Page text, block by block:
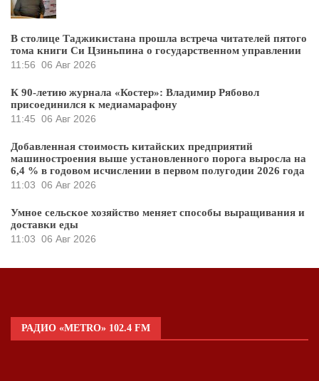
В столице Таджикистана прошла встреча читателей пятого
тома книги Си Цзиньпина о государственном управлении
11:56 06 Авг 2026
К 90-летию журнала «Костер»: Владимир Рябовол
присоединился к медиамарафону
11:45 06 Авг 2026
Добавленная стоимость китайских предприятий
машиностроения выше установленного порога выросла на
6,4 % в годовом исчислении в первом полугодии 2026 года
11:03 06 Авг 2026
Умное сельское хозяйство меняет способы выращивания и
доставки еды
11:03 06 Авг 2026
РАДИО «METRO» 102.4 FM